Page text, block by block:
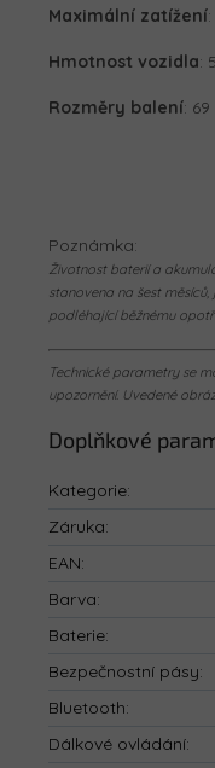
Maximální zatížení
Hmotnost vozidla:
Rozměry balení:
Poznámka:
Životnost baterií a
stanovena na šest
podléhající běžnému
Technické parametry se
upozornění. Uvedené
Doplňkové
Kategorie:
Záruka:
EAN:
Barva:
Baterie:
Bezpečnostní pásy:
Bluetooth:
Dálkové ovládání: